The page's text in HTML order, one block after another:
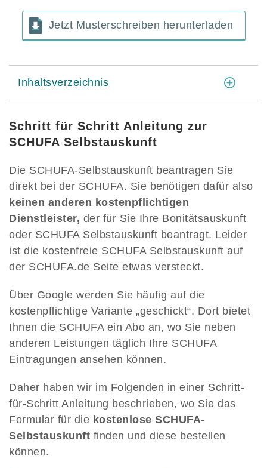
Jetzt Musterschreiben herunterladen
Inhaltsverzeichnis
Schritt für Schritt Anleitung zur
SCHUFA Selbstauskunft
Die SCHUFA-Selbstauskunft beantragen Sie
direkt bei der SCHUFA. Sie benötigen dafür also
keinen anderen kostenpflichtigen
Dienstleister, der für Sie Ihre Bonitätsauskunft
oder SCHUFA Selbstauskunft beantragt. Leider
ist die kostenfreie SCHUFA Selbstauskunft auf
der SCHUFA.de Seite etwas versteckt.
Über Google werden Sie häufig auf die
kostenpflichtige Variante „geschickt“. Dort bietet
Ihnen die SCHUFA ein Abo an, wo Sie neben
anderen Leistungen täglich Ihre SCHUFA
Eintragungen ansehen können.
Daher haben wir im Folgenden in einer Schritt-
für-Schritt Anleitung beschrieben, wo Sie das
Formular für die kostenlose SCHUFA-
Selbstauskunft finden und diese bestellen
können.